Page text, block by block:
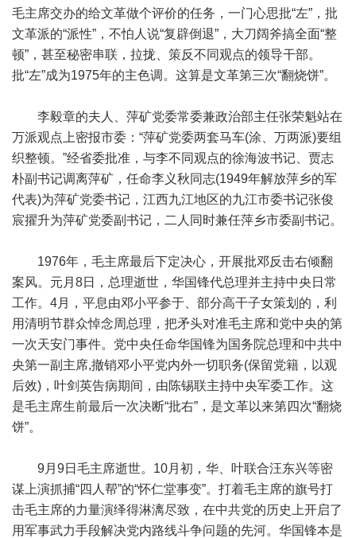
毛主席交办的给文革做个评价的任务，一门心思批“左”，批
文革派的“派性”，不怕人说“复辟倒退”，大刀阔斧搞全面“整
顿”，甚至秘密串联，拉拢、策反不同观点的领导干部。
批“左”成为1975年的主色调。这算是文革第三次“翻烧饼”。
李毅章的夫人、萍矿党委常委兼政治部主任张荣魁站在
万派观点上密报市委：“萍矿党委两套马车(涂、万两派)要组
织整顿。”经省委批准，与李不同观点的徐海波书记、贾志
朴副书记调离萍矿，任命李义秋同志(1949年解放萍乡的军
代表)为萍矿党委书记，江西九江地区的九江市委书记张俊
宸擢升为萍矿党委副书记，二人同时兼任萍乡市委副书记。
1976年，毛主席最后下定决心，开展批邓反击右倾翻
案风。元月8日，总理逝世，华国锋代总理并主持中央日常
工作。4月，平息由邓小平参于、部分高干子女策划的，利
用清明节群众悼念周总理，把矛头对准毛主席和党中央的第
一次天安门事件。党中央任命华国锋为国务院总理和中共中
央第一副主席,撤销邓小平党内外一切职务(保留党籍，以观
后效)，叶剑英告病期间，由陈锡联主持中央军委工作。这
是毛主席生前最后一次决断“批右”，是文革以来第四次“翻烧
饼”。
9月9日毛主席逝世。10月初，华、叶联合汪东兴等密
谋上演抓捕“四人帮”的“怀仁堂事变”。打着毛主席的旗号打
击毛主席的力量演绎得淋漓尽致，在中共党的历史上开启了
用军事武力手段解决党内路线斗争问题的先河。华国锋本是